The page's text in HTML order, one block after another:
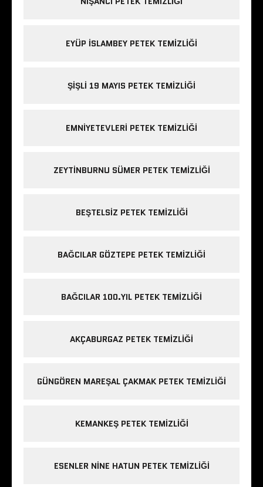
EYÜP ISLAMBEY PETEK TEMIZLIĞI
ŞIŞLI 19 MAYIS PETEK TEMIZLIĞI
EMNIYETEVLERI PETEK TEMIZLIĞI
ZEYTINBURNU SÜMER PETEK TEMIZLIĞI
BEŞTELSIZ PETEK TEMIZLIĞI
BAĞCILAR GÖZTEPE PETEK TEMIZLIĞI
BAĞCILAR 100.YIL PETEK TEMIZLIĞI
AKÇABURGAZ PETEK TEMIZLIĞI
GÜNGÖREN MAREŞAL ÇAKMAK PETEK TEMIZLIĞI
KEMANKEŞ PETEK TEMIZLIĞI
ESENLER NINE HATUN PETEK TEMIZLIĞI